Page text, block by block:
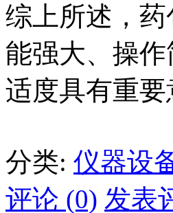
综上所述，
能强大、操
适度具有重要
分类: 仪器设
评论 (0) 发表